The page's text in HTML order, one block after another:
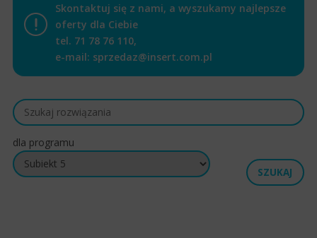
Skontaktuj się z nami, a wyszukamy najlepsze
oferty dla Ciebie
tel. 71 78 76 110,
e-mail: sprzedaz@insert.com.pl
dla programu